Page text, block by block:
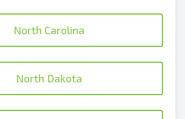
North Carolina
North Dakota